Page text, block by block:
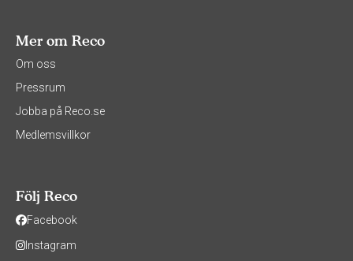
Mer om Reco
Om oss
Pressrum
Jobba på Reco.se
Medlemsvillkor
Följ Reco
Facebook
Instagram